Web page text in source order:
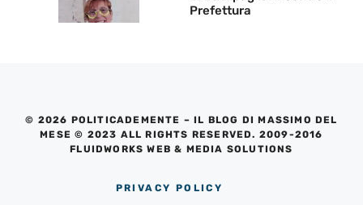
Prefettura
© 2026 POLITICADEMENTE – IL BLOG DI MASSIMO DEL
MESE © 2023 ALL RIGHTS RESERVED. 2009-2016
FLUIDWORKS WEB & MEDIA SOLUTIONS
PRIVACY POLICY